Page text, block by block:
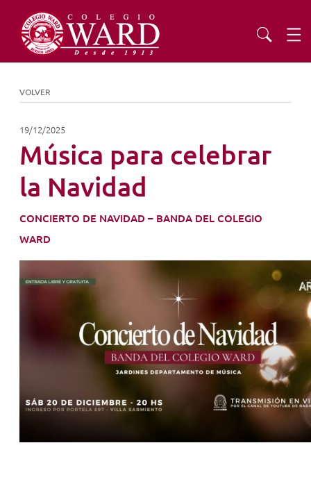
EXTENSIÓN
COMUNIDAD
AGENDA
NOVEDADES
VOLVER
19/12/2025
Música para celebrar
la Navidad
CONCIERTO DE NAVIDAD – BANDA DEL COLEGIO
WARD